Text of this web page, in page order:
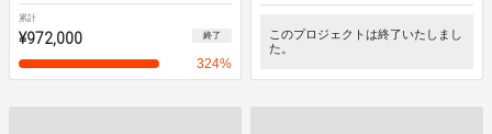
累計
¥972,000 終了
324%
このプロジェクトは終了いたしまし
た。